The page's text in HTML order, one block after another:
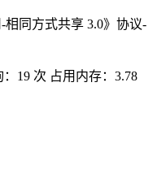
同方式共享 3.0》协议-
19 次 占用内存：3.78